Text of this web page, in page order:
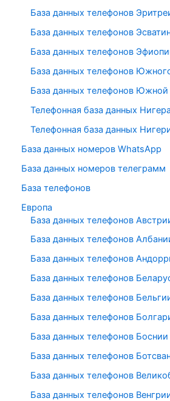
База данных телефонов
База данных телефонов
База данных телефонов
База данных телефонов
База данных телефонов
Телефонная база данных Нигера
Телефонная база данных
База данных номеров WhatsApp
База данных номеров телеграмм
База телефонов
Европа
База данных телефонов
База данных телефонов
База данных телефонов
База данных телефонов
База данных телефонов
База данных телефонов
База данных телефонов
База данных телефонов
База данных телефонов
База данных телефонов